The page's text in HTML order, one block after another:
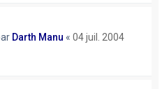
Darth Manu « 04 juil. 2004